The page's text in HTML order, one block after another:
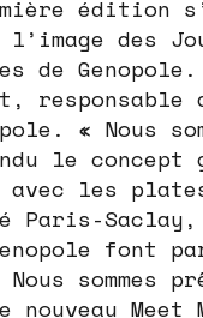
édition
des
de
responsable
« Nous
le concept
les
Paris-Saclay,
font
sommes
nouveau Meet